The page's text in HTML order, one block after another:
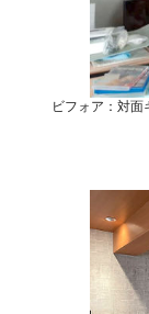
ビフォア：対面